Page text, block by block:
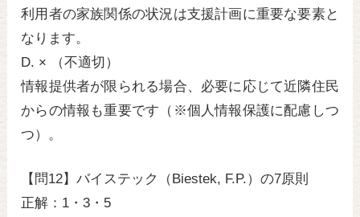
利用者の家族関係の状況は支援計画に重要な要素と
なります。
D. × （不適切）
情報提供者が限られる場合、必要に応じて近隣住民
からの情報も重要です（※個人情報保護に配慮しつ
つ）。
【問12】バイステック（Biestek, F.P.）の7原則
正解：1・3・5